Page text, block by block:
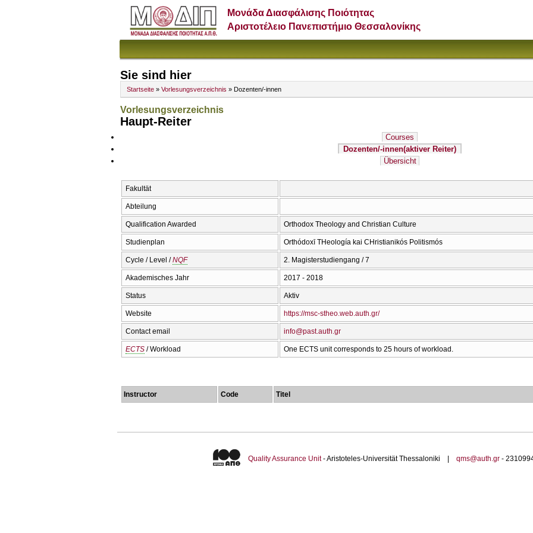
Μονάδα Διασφάλισης Ποιότητας
Αριστοτέλειο Πανεπιστήμιο Θεσσαλονίκης
Sie sind hier
Startseite » Vorlesungsverzeichnis » Dozenten/-innen
Vorlesungsverzeichnis
Haupt-Reiter
Courses
Dozenten/-innen(aktiver Reiter)
Übersicht
Fakultät
Abteilung
Qualification Awarded Orthodox Theology and Christian Culture
Studienplan Orthódoxī THeología kai CΗristianikós Politismós
Cycle / Level /NQF 2. Magisterstudiengang / 7
Akademisches Jahr 2017 - 2018
Status Aktiv
Website https://msc-stheo.web.auth.gr/
Contact email info@past.auth.gr
ECTS / Workload One ECTS unit corresponds to 25 hours of workload.
Instructor Code Titel
Quality Assurance Unit- Aristoteles-Universität Thessaloniki | qms@auth.gr -